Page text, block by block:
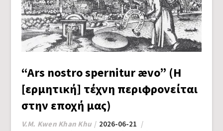
“Ars nostro spernitur ævo” (Η
[ερμητική] τέχνη περιφρονείται
στην εποχή μας)
V.M. Kwen Khan Khu
2026-06-21